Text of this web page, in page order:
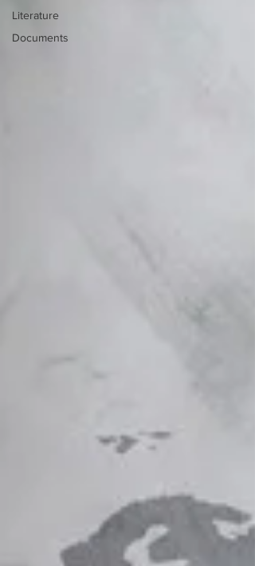
Literature
Documents